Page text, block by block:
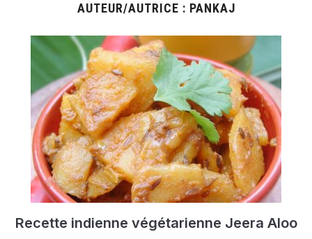
AUTEUR/AUTRICE : PANKAJ
Recette indienne végétarienne Jeera Aloo